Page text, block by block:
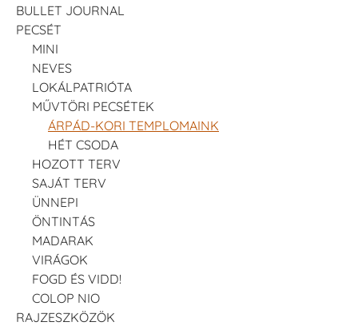
BULLET JOURNAL
PECSÉT
MINI
NEVES
LOKÁLPATRIÓTA
MŰVTÖRI PECSÉTEK
ÁRPÁD-KORI TEMPLOMAINK
HÉT CSODA
HOZOTT TERV
SAJÁT TERV
ÜNNEPI
ÖNTINTÁS
MADARAK
VIRÁGOK
FOGD ÉS VIDD!
COLOP NIO
RAJZESZKÖZÖK